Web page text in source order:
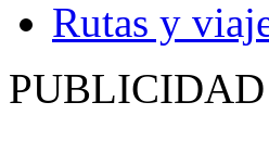
Rutas y
PUBLICIDAD